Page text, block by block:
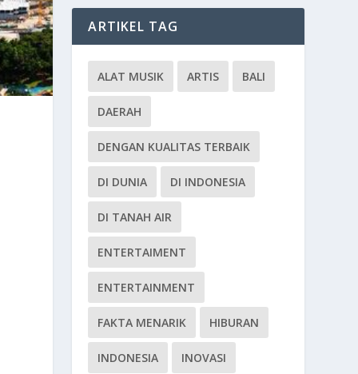
ARTIKEL TAG
ALAT MUSIK ARTIS BALI
DAERAH
DENGAN KUALITAS TERBAIK
DI DUNIA DI INDONESIA
DI TANAH AIR
ENTERTAIMENT
ENTERTAINMENT
FAKTA MENARIK HIBURAN
INDONESIA INOVASI